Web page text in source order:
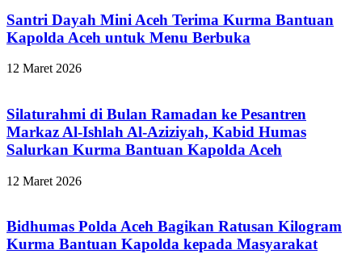
Santri Dayah Mini Aceh Terima Kurma Bantuan
Kapolda Aceh untuk Menu Berbuka
12 Maret 2026
Silaturahmi di Bulan Ramadan ke Pesantren
Markaz Al-Ishlah Al-Aziziyah, Kabid Humas
Salurkan Kurma Bantuan Kapolda Aceh
12 Maret 2026
Bidhumas Polda Aceh Bagikan Ratusan Kilogram
Kurma Bantuan Kapolda kepada Masyarakat